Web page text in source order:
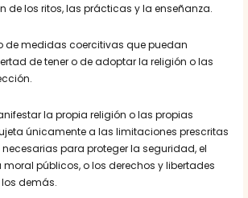
de los ritos, las prácticas y la enseñanza.
de medidas coercitivas que puedan
de tener o de adoptar la religión o las
la propia religión o las propias
únicamente a las limitaciones prescritas
para proteger la seguridad, el
públicos, o los derechos y libertades
demás.